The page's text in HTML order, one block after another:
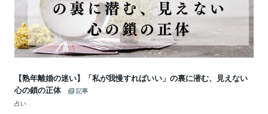
【熟年離婚の迷い】「私が我慢すればいい」の裏に潜む、見えない
心の鎖の正体
記事
占い